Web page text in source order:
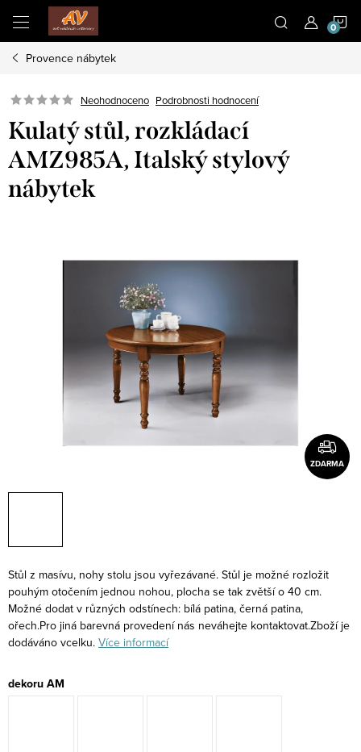
obsah
Provence nábytek
Neohodnoceno Podrobnosti hodnocení
Kulatý stůl, rozkládací
AMZ985A, Italský stylový
nábytek
ZDARMA
Stůl z masívu, nohy stolu jsou vyřezávané. Stůl je možné rozložit
pouhým otočením jednou nohou, plocha se tak zvětší o 40 cm.
Možné dodat v různých odstínech: bílá patina, černá patina,
ořech.Pro jiná barevná provedení nás neváhejte kontaktovat.Zboží je
dodáváno vcelku. Více informací
dekoru AM